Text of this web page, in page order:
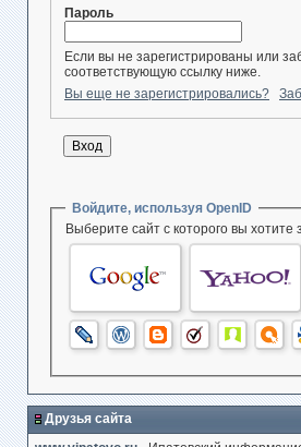
Пароль
Если вы не зарегистрированы или
соответствующую ссылку ниже.
Вы еще не зарегистрировались?
Войдите, используя OpenID
Выберите сайт с которого вы хотите
Друзья сайта